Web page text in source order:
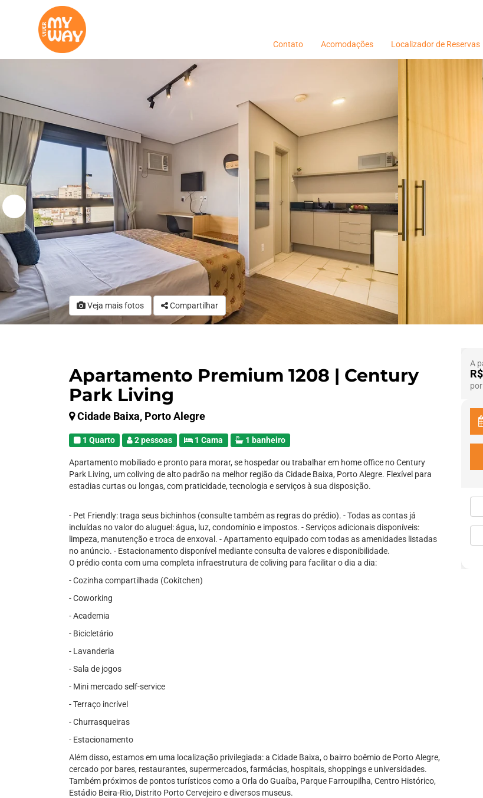
Contato Acomodações Localizador de Reservas
Veja mais fotos Compartilhar
Apartamento Premium 1208 | Century
Park Living
Cidade Baixa, Porto Alegre
1 Quarto 2 pessoas 1 Cama 1 banheiro
Apartamento mobiliado e pronto para morar, se hospedar ou trabalhar em home office no Century
Park Living, um coliving de alto padrão na melhor região da Cidade Baixa, Porto Alegre. Flexível para
estadias curtas ou longas, com praticidade, tecnologia e serviços à sua disposição.
- Pet Friendly: traga seus bichinhos (consulte também as regras do prédio). - Todas as contas já
incluídas no valor do aluguel: água, luz, condomínio e impostos. - Serviços adicionais disponíveis:
limpeza, manutenção e troca de enxoval. - Apartamento equipado com todas as amenidades listadas
no anúncio. - Estacionamento disponível mediante consulta de valores e disponibilidade.
O prédio conta com uma completa infraestrutura de coliving para facilitar o dia a dia:
- Cozinha compartilhada (Cokitchen)
- Coworking
- Academia
- Bicicletário
- Lavanderia
- Sala de jogos
- Mini mercado self-service
- Terraço incrível
- Churrasqueiras
- Estacionamento
Além disso, estamos em uma localização privilegiada: a Cidade Baixa, o bairro boêmio de Porto Alegre,
cercado por bares, restaurantes, supermercados, farmácias, hospitais, shoppings e universidades.
Também próximos de pontos turísticos como a Orla do Guaíba, Parque Farroupilha, Centro Histórico,
Estádio Beira-Rio, Distrito Porto Cervejeiro e diversos museus.
A